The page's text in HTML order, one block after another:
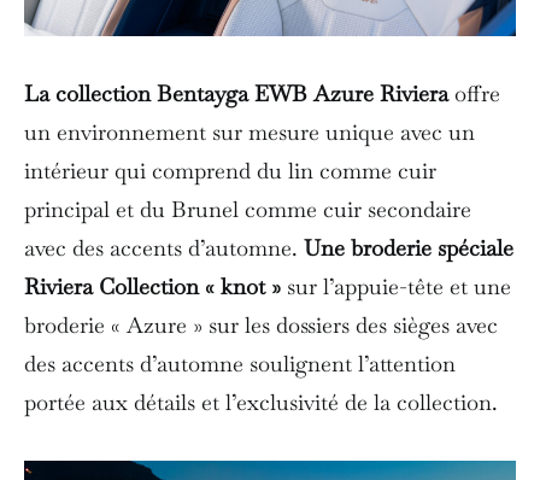
La collection Bentayga EWB Azure Rivieraoffre
un environnement sur mesure unique avec un
intérieur qui comprend du lin comme cuir
principal et du Brunel comme cuir secondaire
avec des accents d’automne. Une broderie spéciale
Riviera Collection « knot » sur l’appuie-tête et une
broderie « Azure » sur les dossiers des sièges avec
des accents d’automne soulignent l’attention
portée aux détails et l’exclusivité de la collection.